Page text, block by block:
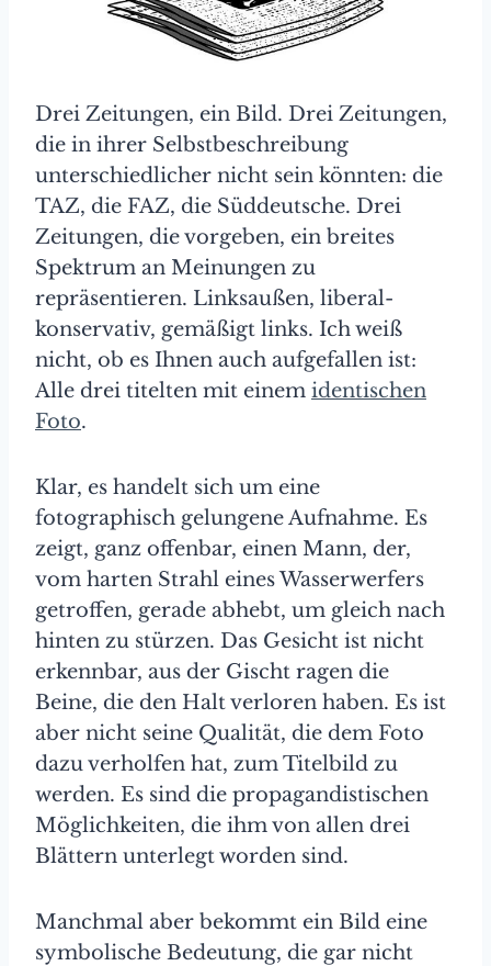
Drei Zeitungen, ein Bild. Drei Zeitungen,
die in ihrer Selbstbeschreibung
unterschiedlicher nicht sein könnten: die
TAZ, die FAZ, die Süddeutsche. Drei
Zeitungen, die vorgeben, ein breites
Spektrum an Meinungen zu
repräsentieren. Linksaußen, liberal-
konservativ, gemäßigt links. Ich weiß
nicht, ob es Ihnen auch aufgefallen ist:
Alle drei titelten mit einem identischen
Foto.
Klar, es handelt sich um eine
fotographisch gelungene Aufnahme. Es
zeigt, ganz offenbar, einen Mann, der,
vom harten Strahl eines Wasserwerfers
getroffen, gerade abhebt, um gleich nach
hinten zu stürzen. Das Gesicht ist nicht
erkennbar, aus der Gischt ragen die
Beine, die den Halt verloren haben. Es ist
aber nicht seine Qualität, die dem Foto
dazu verholfen hat, zum Titelbild zu
werden. Es sind die propagandistischen
Möglichkeiten, die ihm von allen drei
Blättern unterlegt worden sind.
Manchmal aber bekommt ein Bild eine
symbolische Bedeutung, die gar nicht